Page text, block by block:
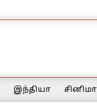
இந்தியா சினிமா